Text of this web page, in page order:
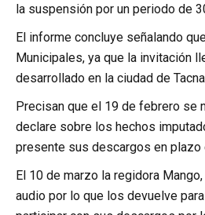
la suspensión por un periodo de
El informe concluye señalando
Municipales, ya que la invitación
desarrollado en la ciudad de
Precisan que el 19 de febrero se
declare sobre los hechos
presente sus descargos en plazo
El 10 de marzo la regidora
audio por lo que los devuelve